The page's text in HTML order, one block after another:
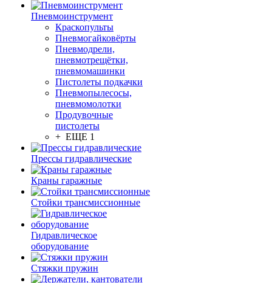
Пневмоинструмент
Краскопульты
Пневмогайковёрты
Пневмодрели,
пневмотрещётки,
пневмомашинки
Пистолеты подкачки
Пневмопылесосы,
пневмомолотки
Продувочные
пистолеты
+ ЕЩЕ 1
Прессы гидравлические
Краны гаражные
Стойки трансмиссионные
Гидравлическое
оборудование
Стяжки пружин